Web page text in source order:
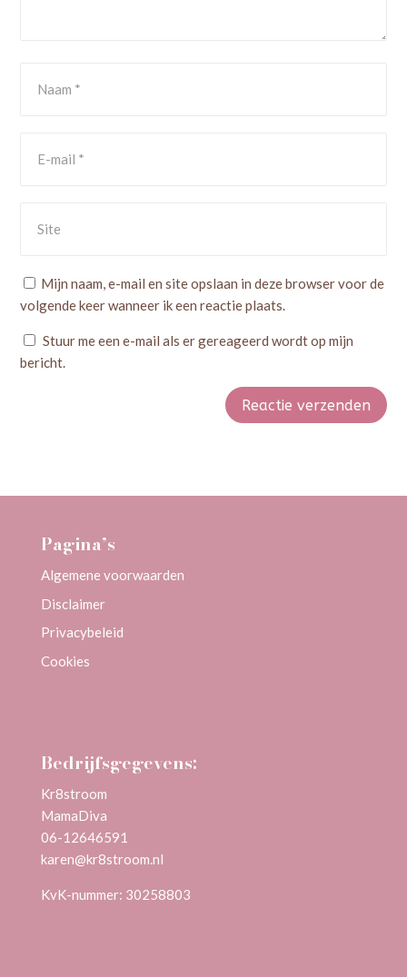
Mijn naam, e-mail en site opslaan in deze browser voor de
volgende keer wanneer ik een reactie plaats.
Stuur me een e-mail als er gereageerd wordt op mijn
bericht.
Reactie verzenden
Pagina’s
Algemene voorwaarden
Disclaimer
Privacybeleid
Cookies
Bedrijfsgegevens:
Kr8stroom
MamaDiva
06-12646591
karen@kr8stroom.nl
KvK-nummer: 30258803